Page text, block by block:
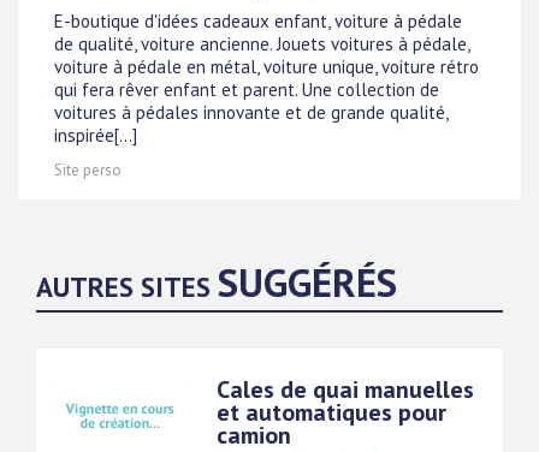
E-boutique d'idées cadeaux enfant, voiture à pédale
de qualité, voiture ancienne. Jouets voitures à pédale,
voiture à pédale en métal, voiture unique, voiture rétro
qui fera rêver enfant et parent. Une collection de
voitures à pédales innovante et de grande qualité,
inspirée[...]
Site perso
AUTRES SITES SUGGÉRÉS
Cales de quai manuelles
et automatiques pour
camion